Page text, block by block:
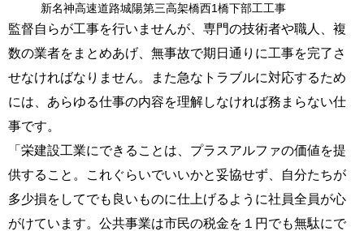
新名神高速道路城陽第三高架橋西1橋下部工工事
監督自らが工事を行いませんが、専門の技術者や職人、複
数の業者をまとめあげ、無事故で期日通りに工事を完了さ
せなければなりません。また急なトラブルに対応するため
には、あらゆる仕事の内容を理解しなければ務まらない仕
事です。
「栄建設工業にできることは、プラスアルファの価値を提
供すること。これぐらいでいいかと妥協せず、自分たちが
多少損をしてでも良いものに仕上げるように社員全員が心
がけています。公共事業は市民の税金を１円でも無駄にで